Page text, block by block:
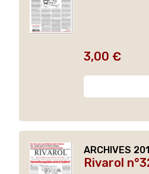
Prix
3,00 €
ARCHIVES
Rivarol